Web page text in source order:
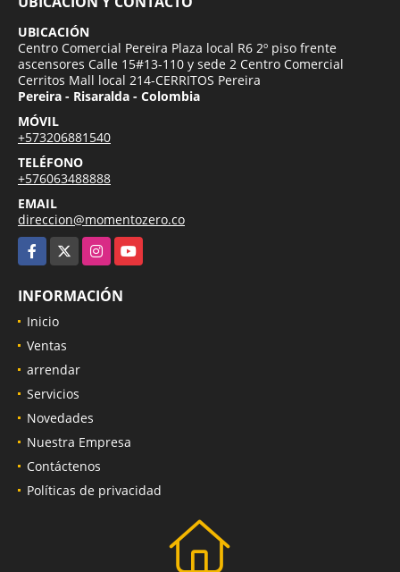
UBICACIÓN
Centro Comercial Pereira Plaza local R6 2º piso frente
ascensores Calle 15#13-110 y sede 2 Centro Comercial
Cerritos Mall local 214-CERRITOS Pereira
Pereira - Risaralda - Colombia
MÓVIL
+573206881540
TELÉFONO
+576063488888
EMAIL
direccion@momentozero.co
Facebook
InstagramYouTube
INFORMACIÓN
Inicio
Ventas
arrendar
Servicios
Novedades
Nuestra Empresa
Contáctenos
Políticas de privacidad